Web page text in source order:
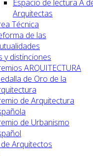
Espacio de lectura A
Arquitectas
Técnica
de las
y distinciones
ARQUITECTURA
de Oro de la
de Arquitectura
de Urbanismo
Arquitectos